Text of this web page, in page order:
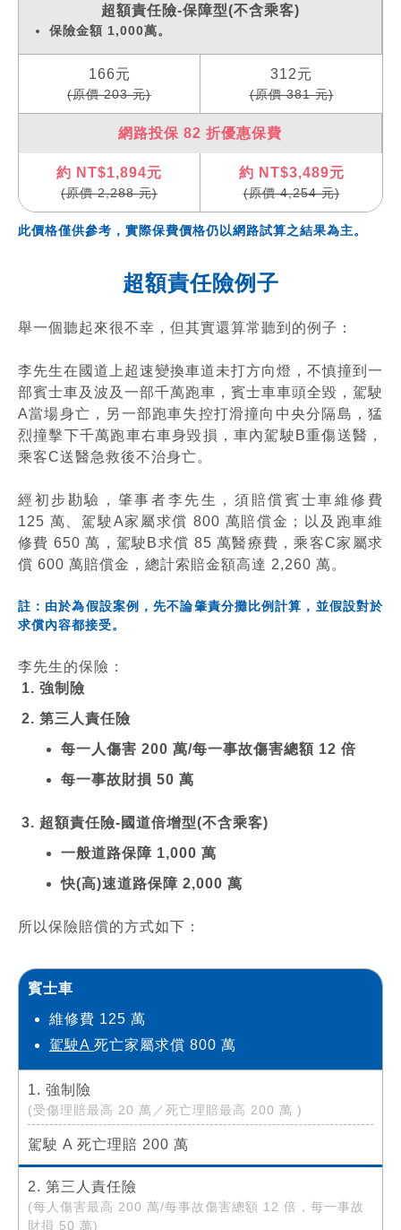
超額責任險-保障型(不含乘客)
保險金額 1,000萬。
166元
(原價 203 元)
312元
(原價 381 元)
網路投保 82 折優惠保費
約 NT$1,894元
(原價 2,288 元)
約 NT$3,489元
(原價 4,254 元)
此價格僅供參考，實際保費價格仍以網路試算之結果為主。
超額責任險例子
舉一個聽起來很不幸，但其實還算常聽到的例子：
李先生在國道上超速變換車道未打方向燈，不慎撞到一
部賓士車及波及一部千萬跑車，賓士車車頭全毀，駕駛
A當場身亡，另一部跑車失控打滑撞向中央分隔島，猛
烈撞擊下千萬跑車右車身毀損，車內駕駛B重傷送醫，
乘客C送醫急救後不治身亡。
經初步勘驗，肇事者李先生，須賠償賓士車維修費
125 萬、駕駛A家屬求償 800 萬賠償金；以及跑車維
修費 650 萬，駕駛B求償 85 萬醫療費，乘客C家屬求
償 600 萬賠償金，總計索賠金額高達 2,260 萬。
註：由於為假設案例，先不論肇責分攤比例計算，並假設對於
求償內容都接受。
李先生的保險：
強制險
第三人責任險
每一人傷害 200 萬/每一事故傷害總額 12 倍
每一事故財損 50 萬
超額責任險-國道倍增型(不含乘客)
一般道路保障 1,000 萬
快(高)速道路保障 2,000 萬
所以保險賠償的方式如下：
賓士車
維修費 125 萬
駕駛A 死亡家屬求償 800 萬
1. 強制險
(受傷理賠最高 20 萬／死亡理賠最高 200 萬 )
駕駛 A 死亡理賠 200 萬
2. 第三人責任險
(每人傷害最高 200 萬/每事故傷害總額 12 倍，每一事故
財損 50 萬)